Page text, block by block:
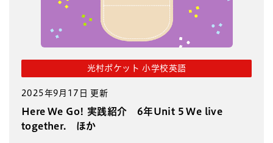
光村ポケット 小学校英語
2025年9月17日 更新
Here We Go! 実践紹介 6年Unit 5 We live
together. ほか